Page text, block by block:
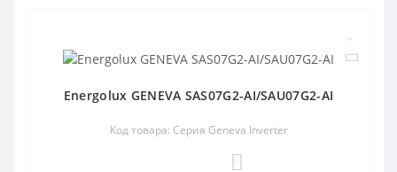
Energolux GENEVA SAS07G2-AI/SAU07G2-AI
Код товара: Серия Geneva Inverter